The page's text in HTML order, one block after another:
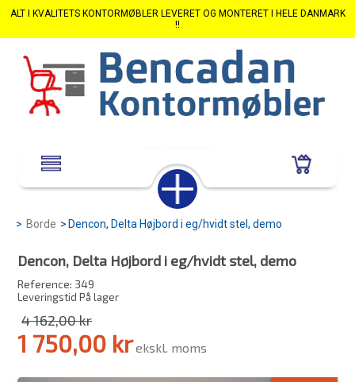
ALT I KVALITETS KONTORMØBLER LEVERET OG MONTERET I HELE DANMARK
!!
> Borde > Dencon, Delta Højbord i eg/hvidt stel, demo
Dencon, Delta Højbord i eg/hvidt stel, demo
Reference: 349
Leveringstid På lager
4 162,00 kr
1 750,00 krekskl. moms